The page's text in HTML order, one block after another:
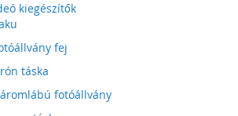
kiegészítők
fej
táska
fotóállvány